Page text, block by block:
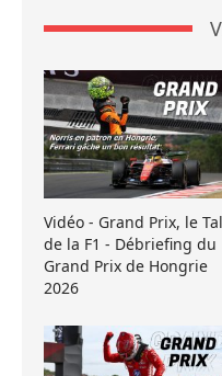
Vidéo - Grand Prix, le
de la F1 - Débriefing du
Grand Prix de Hongrie
2026